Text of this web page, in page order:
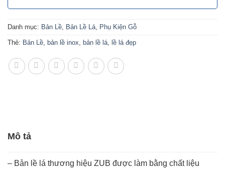
Danh mục: Bản Lề Bản Lề Lá Phụ Kiện Gỗ
Thẻ: Bản Lề bản lề inox bản lề lá lề lá đẹp
Mô tả
– Bản lề lá thương hiệu ZUB được làm bằng chất liệu